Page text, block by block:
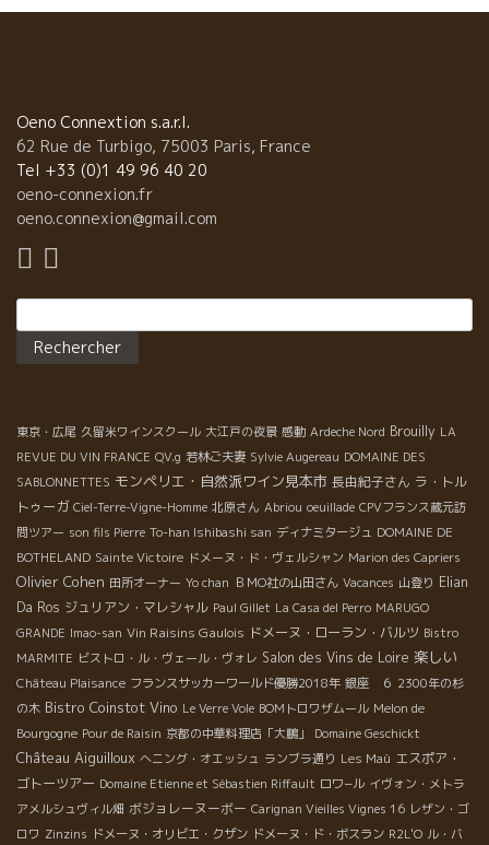
particularité. Il ne faut pas hésiter à prendre le bus ou le
métro pour changer de quartier. (Toutes les adresses et
coordonnées citées […]
Oeno Connextion s.a.r.l.
62 Rue de Turbigo, 75003 Paris, France
Tel +33 (0)1 49 96 40 20
oeno-connexion.fr
oeno.connexion@gmail.com
東京・広尾 久留米ワインスクール 大江戸の夜景 感動 Ardeche Nord Brouilly LA
REVUE DU VIN FRANCE QV.g 若林ご夫妻 Sylvie Augereau DOMAINE DES
SABLONNETTES モンペリエ・自然派ワイン見本市 長由紀子さん ラ・トル
トゥーガ Ciel-Terre-Vigne-Homme 北原さん Abriou oeuillade CPVフランス蔵元訪
問ツアー son fils Pierre To-han Ishibashi san ディナミタージュ DOMAINE DE
BOTHELAND Sainte Victoire ドメーヌ・ド・ヴェルシャン Marion des Capriers
Olivier Cohen 田所オーナー Yo chan ＢＭО社の山田さん Vacances 山登り Elian
Da Ros ジュリアン・マレシャル Paul Gillet La Casa del Perro MARUGO
GRANDE Imao-san Vin Raisins Gaulois ドメーヌ・ローラン・バルツ Bistro
MARMITE ビストロ・ル・ヴェール・ヴォレ Salon des Vins de Loire 楽しい
Château Plaisance フランスサッカーワールド優勝2018年 銀座 ６ 2300年の杉
の木 Bistro Coinstot Vino Le Verre Vole BOMトロワザムール Melon de
Bourgogne Pour de Raisin 京都の中華料理店「大鵬」 Domaine Geschickt
Château Aiguilloux へニング・オエッシュ ランブラ通り Les Maù エスポア・
ゴトーツアー Domaine Etienne et Sébastien Riffault ロワ−ル イヴォン・メトラ
アメルシュヴィル畑 ボジョレーヌーボー Carignan Vieilles Vignes 16 レザン・ゴ
ロワ Zinzins ドメーヌ・オリビエ・クザン ドメーヌ・ド・ボスラン R2L'O ル・バ